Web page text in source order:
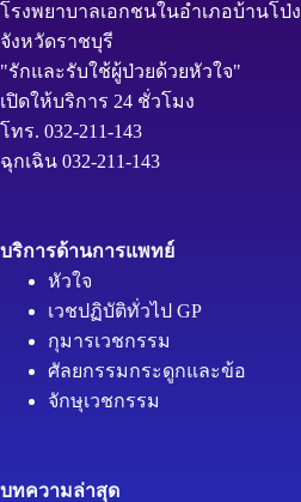
โรงพยาบาลเอกชนในอำเภอบ้านโป่ง
จังหวัดราชบุรี
"รักและรับใช้ผู้ป่วยด้วยหัวใจ"
เปิดให้บริการ 24 ชั่วโมง
โทร. 032-211-143
ฉุกเฉิน 032-211-143
บริการด้านการแพทย์
หัวใจ
เวชปฏิบัติทั่วไป GP
กุมารเวชกรรม
ศัลยกรรมกระดูกและข้อ
จักษุเวชกรรม
บทความล่าสุด